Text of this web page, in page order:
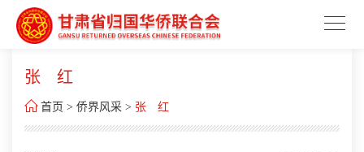
张 红
 首页 > 侨界风采 > 张 红